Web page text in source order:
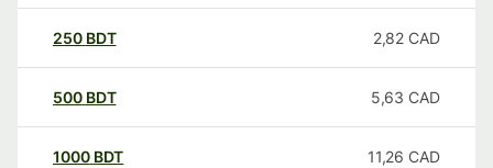
250 BDT 2,82 CAD
500 BDT 5,63 CAD
1000 BDT 11,26 CAD